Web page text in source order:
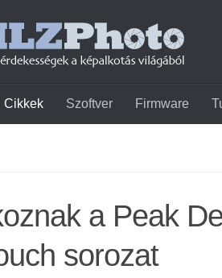
Cikkek Szoftver Firmware
a Peak
sorozat